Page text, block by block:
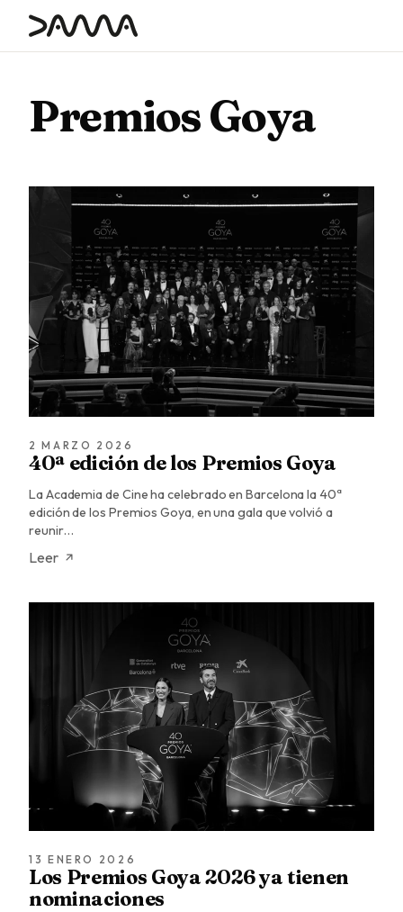
contenido
Premios Goya
2 MARZO 2026
40ª edición de los Premios Goya
La Academia de Cine ha celebrado en Barcelona la 40ª
edición de los Premios Goya, en una gala que volvió a
reunir…
Leer
13 ENERO 2026
Los Premios Goya 2026 ya tienen
nominaciones